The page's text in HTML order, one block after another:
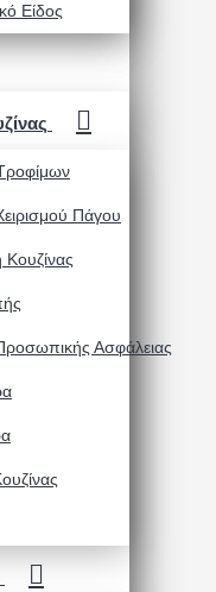
Είδος
Πάγου
Ασφάλειας